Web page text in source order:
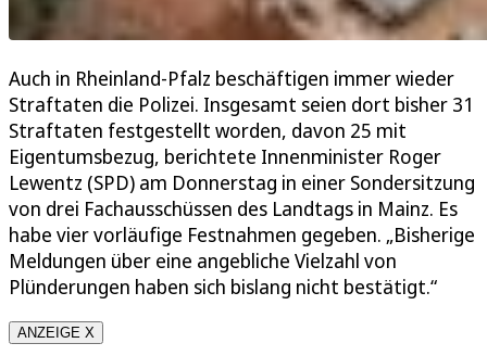
Auch in Rheinland-Pfalz beschäftigen immer wieder
Straftaten die Polizei. Insgesamt seien dort bisher 31
Straftaten festgestellt worden, davon 25 mit
Eigentumsbezug, berichtete Innenminister Roger
Lewentz (SPD) am Donnerstag in einer Sondersitzung
von drei Fachausschüssen des Landtags in Mainz. Es
habe vier vorläufige Festnahmen gegeben. „Bisherige
Meldungen über eine angebliche Vielzahl von
Plünderungen haben sich bislang nicht bestätigt.“
ANZEIGE X